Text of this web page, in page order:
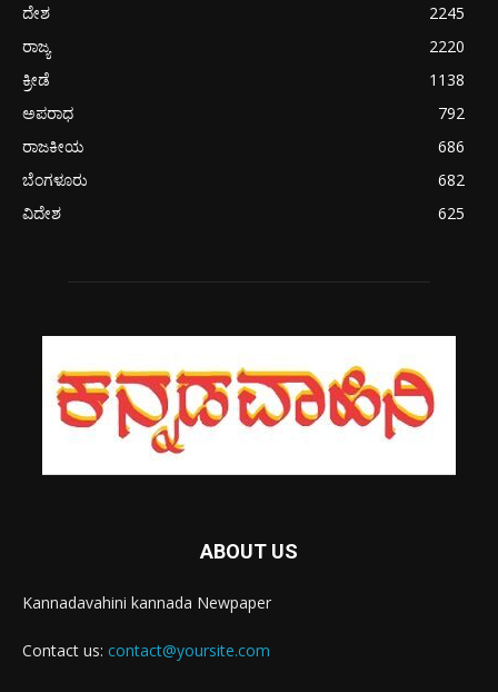
ದೇಶ
2245
ರಾಜ್ಯ
2220
ಕ್ರೀಡೆ
1138
ಅಪರಾಧ
792
ರಾಜಕೀಯ
686
ಬೆಂಗಳೂರು
682
ವಿದೇಶ
625
ABOUT US
Kannadavahini kannada Newpaper
Contact us: contact@yoursite.com